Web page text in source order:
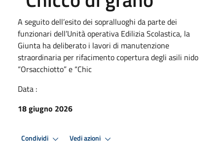
A seguito dell’esito dei sopralluoghi da parte dei
funzionari dell’Unità operativa Edilizia Scolastica, la
Giunta ha deliberato i lavori di manutenzione
straordinaria per rifacimento copertura degli asili nido
“Orsacchiotto” e “Chic
Data :
18 giugno 2026
Condividi Vedi azioni